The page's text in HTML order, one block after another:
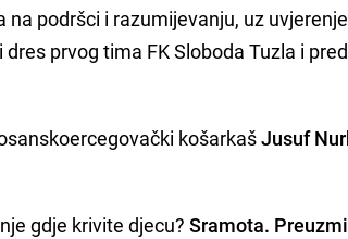
podršci i razumijevanju, uz
prvog tima FK Sloboda Tuzla i
košarkašJusuf
gdje krivite djecu?Sramota.